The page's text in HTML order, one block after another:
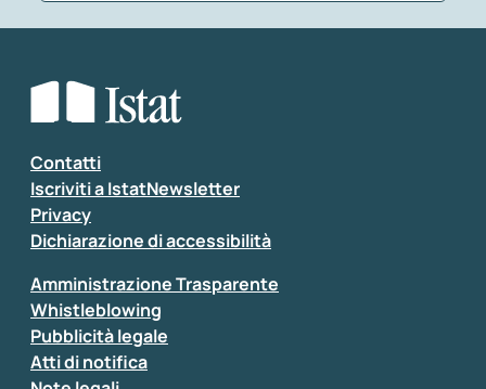
Seleziona la tipologia della segnalazione
Inserisci il tuo commento
Contatti
Iscriviti a IstatNewsletter
Privacy
Dichiarazione di accessibilità
Amministrazione Trasparente
Whistleblowing
Pubblicità legale
Atti di notifica